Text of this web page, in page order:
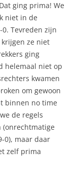
ging prima! We
niet in de
Tevreden zijn
ze niet
ging
helemaal niet op
kwamen
om gewoon
binnen no time
de regels
(onrechtmatige
0), maar daar
zelf prima